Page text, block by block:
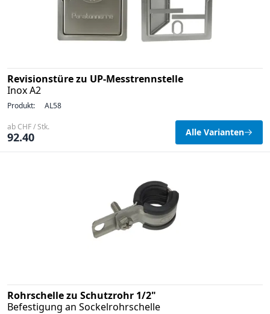
Revisionstüre zu UP-Messtrennstelle
Inox A2
Produkt: AL58
ab CHF / Stk.
92.40 Alle Varianten
Rohrschelle zu Schutzrohr 1/2"
Befestigung an Sockelrohrschelle